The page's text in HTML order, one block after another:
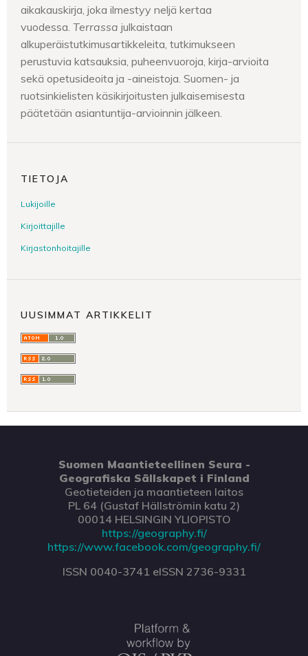
aikakauskirja, joka ilmestyy neljä kertaa
vuodessa. Terrassa julkaistaan
alkuperäistutkimusartikkeleita, tutkimukseen
perustuvia katsauksia, puheenvuoroja, kirja-arvioita
sekä opetusideoita ja -aineistoja. Suomen- ja
ruotsinkielisten käsikirjoitusten julkaisemisesta
päätetään asiantuntija-arvioinnin jälkeen.
TIETOJA
Lukijoille
Kirjoittajille
Kirjastonhoitajille
UUSIMMAT ARTIKKELIT
Suomen Maantieteellinen Seura -
Geografiska Sällskapet i Finland
Geotieteiden ja maantieteen laitos
PL 64 (Gustaf Hällströmin katu 2)
00014 HELSINGIN YLIOPISTO
https://geography.fi/
https://www.facebook.com/geography.fi/
ISSN 0040-3741 eISSN 2736-9331